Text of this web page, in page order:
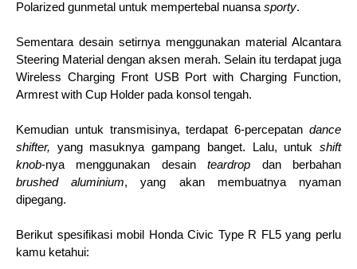
Polarized gunmetal untuk mempertebal nuansa sporty.
Sementara desain setirnya menggunakan material Alcantara
Steering Material dengan aksen merah. Selain itu terdapat juga
Wireless Charging Front USB Port with Charging Function,
Armrest with Cup Holder pada konsol tengah.
Kemudian untuk transmisinya, terdapat 6-percepatan dance
shifter, yang masuknya gampang banget. Lalu, untuk shift
knob-nya menggunakan desain teardrop
brushed aluminium, yang akan membuatnya nyaman
dipegang.
Berikut spesifikasi mobil Honda Civic Type R FL5 yang perlu
kamu ketahui: